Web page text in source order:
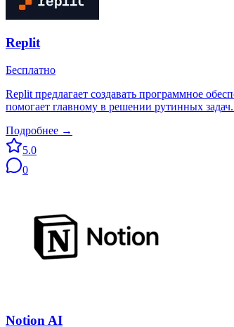
Replit
Бесплатно
Replit предлагает создавать программное
помогает главному в решении рутинных
Подробнее →
5.0
0
Notion AI